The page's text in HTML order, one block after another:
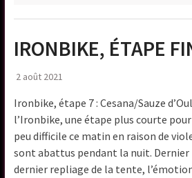
IRONBIKE, ÉTAPE
2 août 2021
Ironbike, étape 7 : Cesana/Sauze
l’Ironbike, une étape plus courte
peu difficile ce matin en raison de
sont abattus pendant la nuit.
dernier repliage de la tente,